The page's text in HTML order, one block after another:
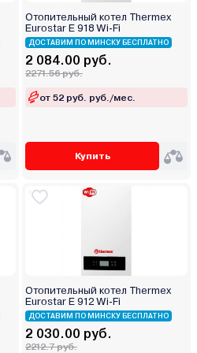
Отопительный котел Thermex
Eurostar E 918 Wi-Fi
ДОСТАВИМ ПО МИНСКУ БЕСПЛАТНО
2 084.00 руб.
2271.56 руб.
от 52 руб. руб./мес.
Купить
Отопительный котел Thermex
Eurostar E 912 Wi-Fi
ДОСТАВИМ ПО МИНСКУ БЕСПЛАТНО
2 030.00 руб.
2212.7 руб.